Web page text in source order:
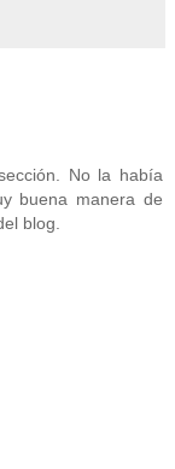
No la había
buena manera de
blog.